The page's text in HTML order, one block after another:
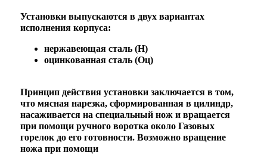
Установки выпускаются в двух вариантах
исполнения корпуса:
нержавеющая сталь (Н)
оцинкованная сталь (Оц)
Принцип действия установки заключается в том,
что мясная нарезка, сформированная в цилиндр,
насаживается на специальный нож и вращается
при помощи ручного воротка около Газовых
горелок до его готовности. Возможно вращение
ножа при помощи